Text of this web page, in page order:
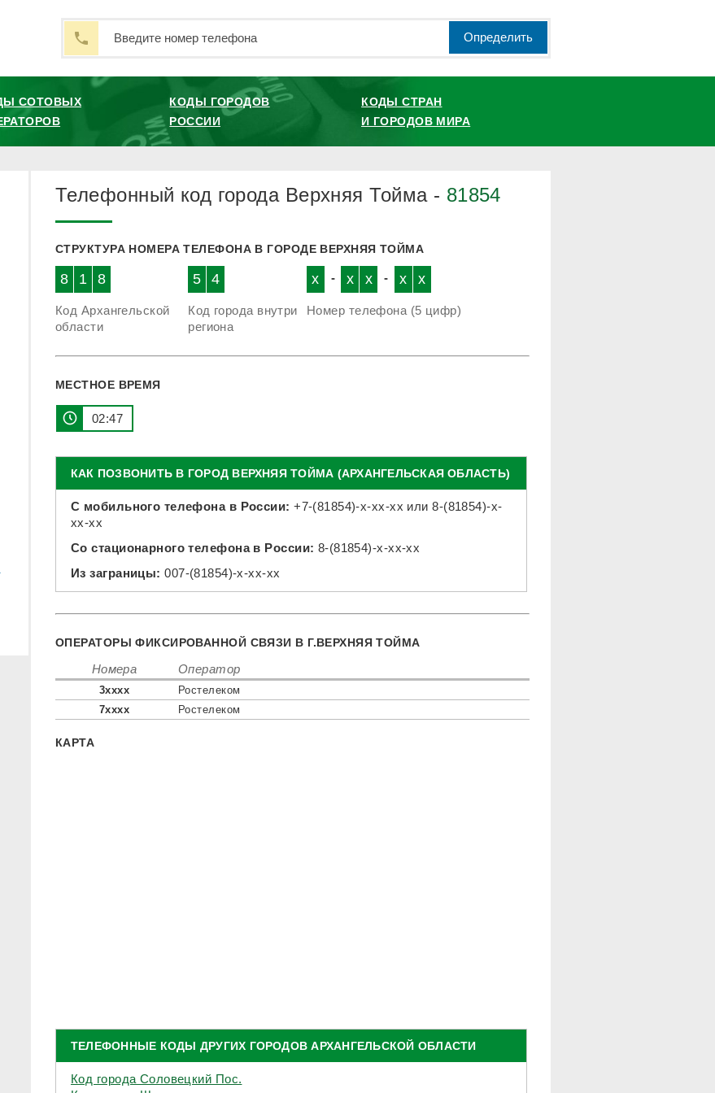
Определить
СОТОВЫХ
КОДЫ ГОРОДОВ
РОССИИ
КОДЫ СТРАН
И ГОРОДОВ МИРА
Телефонный код города Верхняя Тойма - 81854
СТРУКТУРА НОМЕРА ТЕЛЕФОНА В ГОРОДЕ ВЕРХНЯЯ ТОЙМА
8 1 8
Код Архангельской
области
5 4
Код города внутри
региона
x - x x - x x
Номер телефона (5 цифр)
МЕСТНОЕ ВРЕМЯ
02:47
КАК ПОЗВОНИТЬ В ГОРОД ВЕРХНЯЯ ТОЙМА (АРХАНГЕЛЬСКАЯ ОБЛАСТЬ)
С мобильного телефона в России: +7-(81854)-x-xx-xx или8-(81854)-x-
xx-xx
Со стационарного телефона в России: 8-(81854)-x-xx-xx
Из заграницы: 007-(81854)-x-xx-xx
ОПЕРАТОРЫ ФИКСИРОВАННОЙ СВЯЗИ В Г.ВЕРХНЯЯ ТОЙМА
Номера Оператор
3xxxx
Ростелеком
7xxxx
Ростелеком
КАРТА
ТЕЛЕФОННЫЕ КОДЫ ДРУГИХ ГОРОДОВ АРХАНГЕЛЬСКОЙ ОБЛАСТИ
Код города Соловецкий Пос.